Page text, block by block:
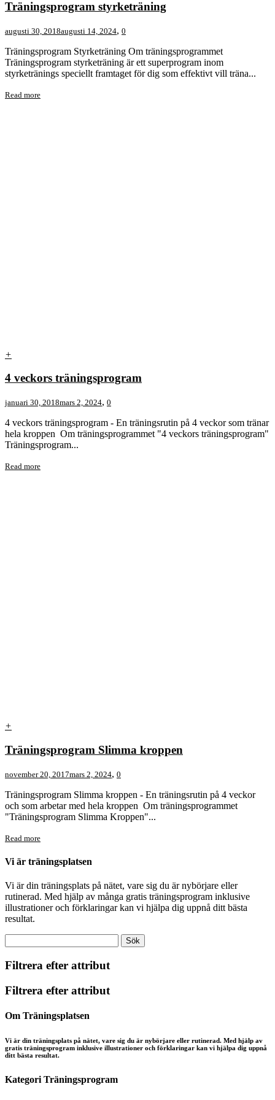
Träningsprogram styrketräning
augusti 30, 2018augusti 14, 2024, 0
Träningsprogram Styrketräning Om träningsprogrammet
Träningsprogram styrketräning är ett superprogram inom
styrketränings speciellt framtaget för dig som effektivt vill träna...
Read more
+
4 veckors träningsprogram
januari 30, 2018mars 2, 2024, 0
4 veckors träningsprogram - En träningsrutin på 4 veckor som tränar
hela kroppen Om träningsprogrammet "4 veckors träningsprogram"
Träningsprogram...
Read more
+
Träningsprogram Slimma kroppen
november 20, 2017mars 2, 2024, 0
Träningsprogram Slimma kroppen - En träningsrutin på 4 veckor
och som arbetar med hela kroppen Om träningsprogrammet
"Träningsprogram Slimma Kroppen"...
Read more
Vi är träningsplatsen
Vi är din träningsplats på nätet, vare sig du är nybörjare eller
rutinerad. Med hjälp av många gratis träningsprogram inklusive
illustrationer och förklaringar kan vi hjälpa dig uppnå ditt bästa
resultat.
Filtrera efter attribut
Filtrera efter attribut
Om Träningsplatsen
Vi är din träningsplats på nätet, vare sig du är nybörjare eller rutinerad. Med hjälp av
gratis träningsprogram inklusive illustrationer och förklaringar kan vi hjälpa dig uppnå
ditt bästa resultat.
Kategori Träningsprogram